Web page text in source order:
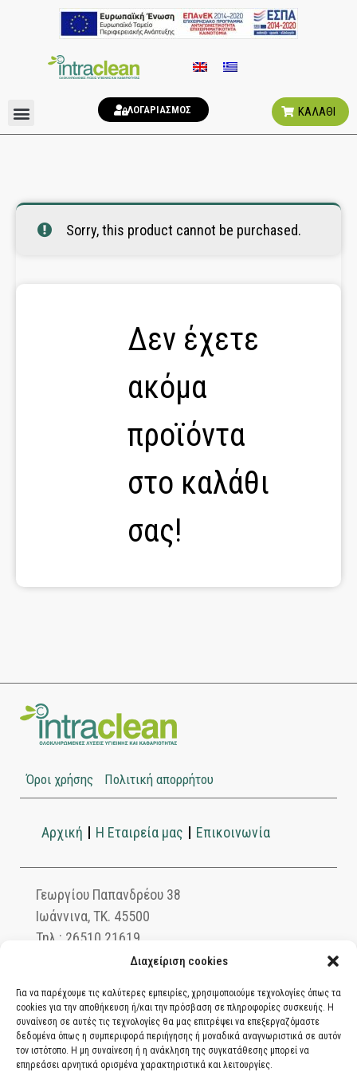
Διαχείριση cookies
Για να παρέχουμε τις καλύτερες εμπειρίες, χρησιμοποιούμε τεχνολογίες όπως τα
cookies για την αποθήκευση ή/και την πρόσβαση σε πληροφορίες συσκευής. Η
συναίνεση σε αυτές τις τεχνολογίες θα μας επιτρέψει να επεξεργαζόμαστε
δεδομένα όπως η συμπεριφορά περιήγησης ή μοναδικά αναγνωριστικά σε αυτόν
τον ιστότοπο. Η μη συναίνεση ή η ανάκληση της συγκατάθεσης μπορεί να
επηρεάσει αρνητικά ορισμένα χαρακτηριστικά και λειτουργίες.
ΛΟΓΑΡΙΑΣΜΟΣ ΚΑΛΑΘΙ
Sorry, this product cannot be purchased.
Δεν έχετε
ακόμα
προϊόντα
στο καλάθι
σας!
Όροι χρήσης Πολιτική απορρήτου
Αρχική Η Εταιρεία μας Επικοινωνία
Γεωργίου Παπανδρέου 38
Ιωάννινα, ΤΚ. 45500
Τηλ.: 26510 21619
info@intraclean.gr
Ασφαλείς συναλλαγές μέσω PayPal. Πληρώστε
με χρεωστική ή πιστωτική κάρτα, αντικαταβολή
ή κατάθεση σε τραπεζικό λογαριασμό